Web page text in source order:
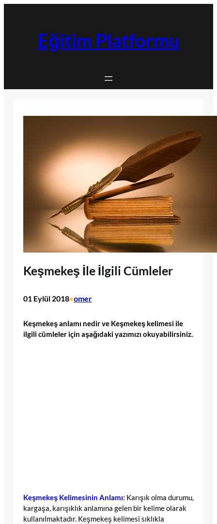
Eğitim Platformu
Keşmekeş İle İlgili Cümleler
01 Eylül 2018•omer
Keşmekeş anlamı nedir ve Keşmekeş kelimesi ile
ilgili cümleler için aşağıdaki yazımızı okuyabilirsiniz.
Keşmekeş Kelimesinin Anlamı: Karışık olma durumu,
kargaşa, karışıklık anlamına gelen bir kelime olarak
kullanılmaktadır. Keşmekeş kelimesi sıklıkla